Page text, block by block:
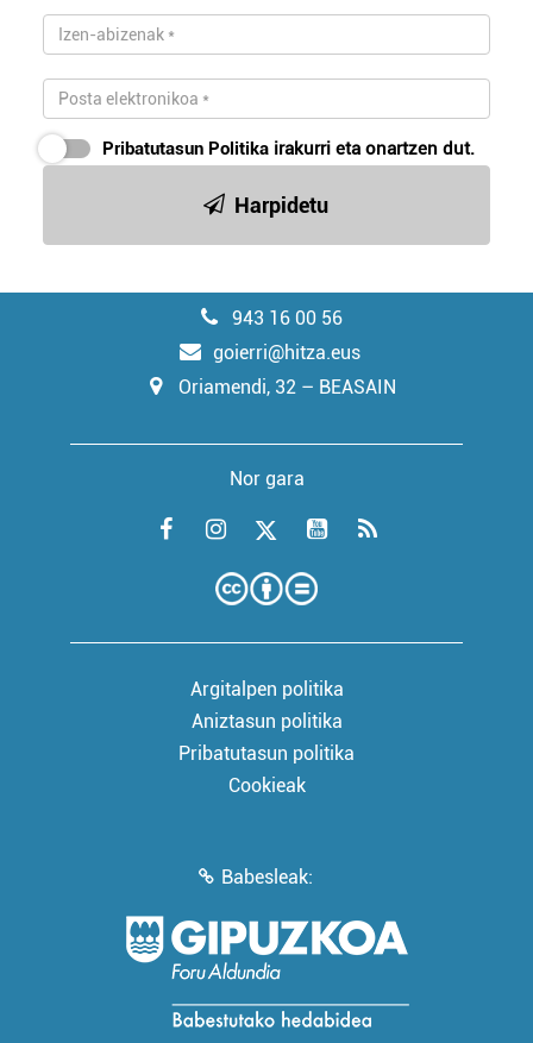
Pribatutasun Politika irakurri eta onartzen dut.
Harpidetu
943 16 00 56
goierri@hitza.eus
Oriamendi, 32 – BEASAIN
Nor gara
Argitalpen politika
Aniztasun politika
Pribatutasun politika
Cookieak
Babesleak: